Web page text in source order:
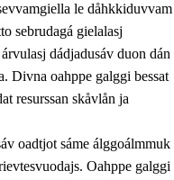
le dåhkkiduvvam
sebrudagá gielalasj
dádjadusáv duon dán
Divna oahppe galggi bessat
resurssan skåvlån ja
oadtjot sáme álggoálmmuk
Oahppe galggi